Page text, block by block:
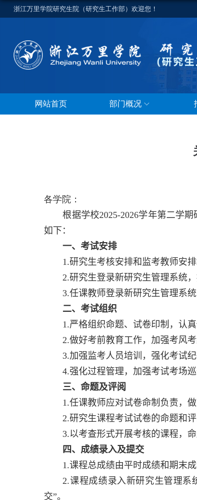
浙江万里学院研究生院（研究生工作部）欢迎您！
网站首页 部门概况
各学院：
根据学校2025-2026学年第二学期
如下：
一、考试安排
1.研究生考核安排和监考教师安
2.研究生登录新研究生管理系统
3.任课教师登录新研究生管理系
二、考试组织
1.严格组织命题、试卷印制，认
2.做好考前教育工作，加强考风
3.加强监考人员培训，强化考试
4.强化过程管理，加强考试考场
三、命题及评阅
1.任课教师应对试卷命制负责，
2.研究生课程考试试卷的命题和
3.以考查形式开展考核的课程，
四、成绩录入及提交
1.课程总成绩由平时成绩和期末
2.课程成绩录入新研究生管理系
交”。